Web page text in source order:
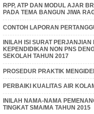
RPP, ATP DAN MODUL AJAR
PADA TEMA BANGUN JIWA
CONTOH LAPORAN
INILAH ISI SURAT
KEPENDIDIKAN NON PNS
SEKOLAH TAHUN 2017
PROSEDUR PRAKTIK
PERBAIKI KUALITAS AIR
INILAH NAMA-NAMA
TINGKAT SMA/MA TAHUN 2015